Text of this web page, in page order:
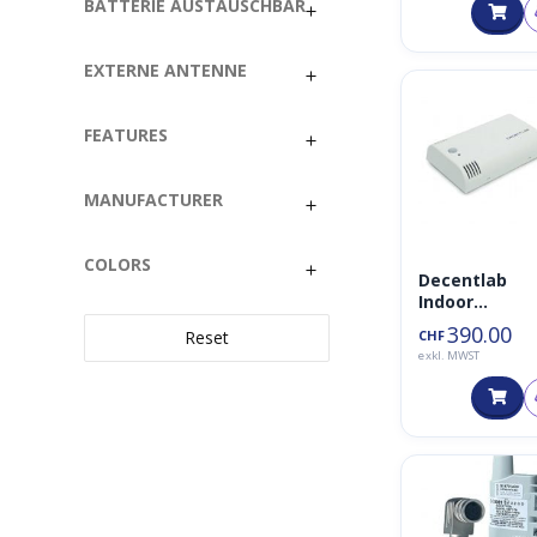
BATTERIE AUSTAUSCHBAR
EXTERNE ANTENNE
FEATURES
MANUFACTURER
COLORS
Reset
Decentlab
Indoor
Ambiance
Monitor
LoRaWAN
Enviroment
Sensor
DL-IAM (CO2,
TVOC,
er,
Druck)
CHF390.00
exkl. MWST